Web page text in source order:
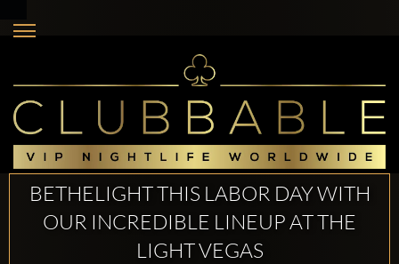
BETHELIGHT THIS LABOR DAY WITH
OUR INCREDIBLE LINEUP AT THE
LIGHT VEGAS